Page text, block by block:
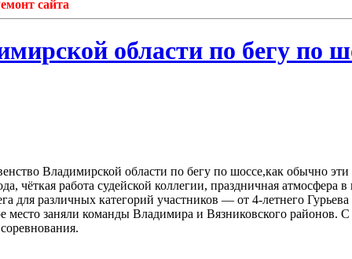
сайта
области по бегу по
Владимирской области по бегу по шоссе,как обычно
чёткая работа судейской коллегии, праздничная атмосфера
для различных категорий участников — от 4-летнего
место заняли команды Владимира и Вязниковского районов.